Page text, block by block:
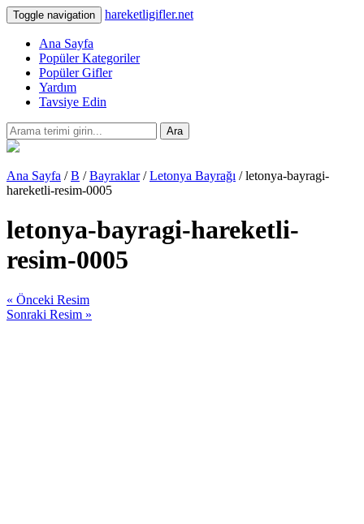
Toggle navigation hareketligifler.net
Ana Sayfa
Popüler Kategoriler
Popüler Gifler
Yardım
Tavsiye Edin
Ara
Ana Sayfa /B /Bayraklar/Letonya Bayrağı / letonya-bayragi-
hareketli-resim-0005
letonya-bayragi-hareketli-
resim-0005
« Önceki Resim
Sonraki Resim »